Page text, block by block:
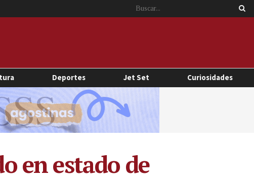
Deportes Jet Set Curiosidades
en estado de